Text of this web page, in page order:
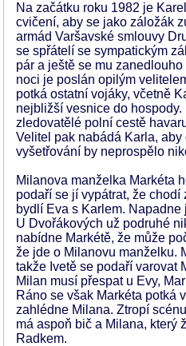
Na začátku roku 1982 je
cvičení, aby se jako záložák
armád Varšavské smlouvy
se spřátelí se sympatickým
pár a ještě se mu
noci je poslán opilým
potká ostatní vojáky, včetně
nejbližší vesnice do
zledovatělé polní cestě
Velitel pak nabádá Karla,
vyšetřování by neprospělo
Milanova manželka Markéta
podaří se jí vypátrat, že chodí
bydlí Eva s Karlem.
U Dvořákových už podruhé
nabídne Markétě, že může
že jde o Milanovu manželku.
takže Ivetě se podaří varovat
Milan musí přespat u Evy,
Ráno se však Markéta potká
zahlédne Milana. Ztropí
má aspoň bič a Milana, který
Radkem.